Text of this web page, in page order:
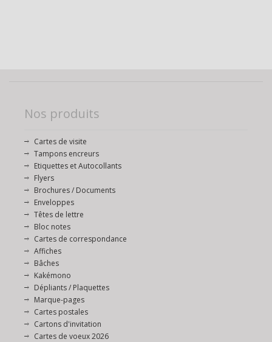
Nos produits
Cartes de visite
Tampons encreurs
Etiquettes et Autocollants
Flyers
Brochures / Documents
Enveloppes
Têtes de lettre
Bloc notes
Cartes de correspondance
Affiches
Bâches
Kakémono
Dépliants / Plaquettes
Marque-pages
Cartes postales
Cartons d'invitation
Cartes de voeux 2026